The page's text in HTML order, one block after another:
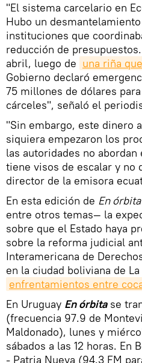
"El sistema carcelario en
Hubo un
instituciones que
reducción de
abril, luego de una riña
Gobierno declaró
75 millones de dólares
cárceles", señaló el
"Sin embargo, este dinero
siquiera empezaron los
las autoridades no
tiene visos de escalar y no
director de la emisora
En esta edición de En órbita
entre otros temas— la
sobre que el Estado haya
sobre la reforma judicial
Interamericana de
en la ciudad boliviana de
enfrentamientos entre
En Uruguay En órbitase
(frecuencia 97.9 de
Maldonado), lunes y
sábados a las 12 horas. En
- Patria Nueva (94.3 FM